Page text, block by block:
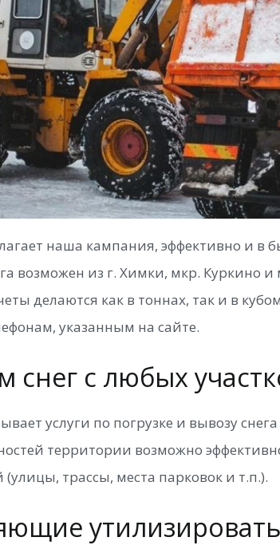
наша кампания, эффективно и в
возможен из г. Химки, мкр. Куркино
делаются как в тоннах, так и в
указанным на сайте.
с любых
услуги по погрузке и вывозу
территории возможно
трассы, места парковок и т.п.).